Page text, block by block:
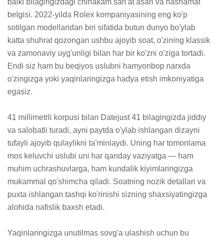
balki bilagingizdagi chinakam san'at asari va hashamat
belgisi. 2022-yilda Rolex kompaniyasining eng ko'p
sotilgan modellaridan biri sifatida butun dunyo bo'ylab
katta shuhrat qozongan ushbu ajoyib soat, o'zining klassik
va zamonaviy uyg'unligi bilan har bir ko'zni o'ziga tortadi.
Endi siz ham bu beqiyos uslubni hamyonbop narxda
o'zingizga yoki yaqinlaringizga hadya etish imkoniyatiga
egasiz.
41 millimetrli korpusi bilan Datejust 41 bilagingizda jiddiy
va salobatli turadi, ayni paytda o'ylab ishlangan dizayni
tufayli ajoyib qulaylikni ta'minlaydi. Uning har tomonlama
mos keluvchi uslubi uni har qanday vaziyatga — ham
muhim uchrashuvlarga, ham kundalik kiyimlaringizga
mukammal qo'shimcha qiladi. Soatning nozik detallari va
puxta ishlangan tashqi ko'rinishi sizning shaxsiyatingizga
alohida nafislik baxsh etadi.
Yaqinlaringizga unutilmas sovg'a ulashish uchun bu